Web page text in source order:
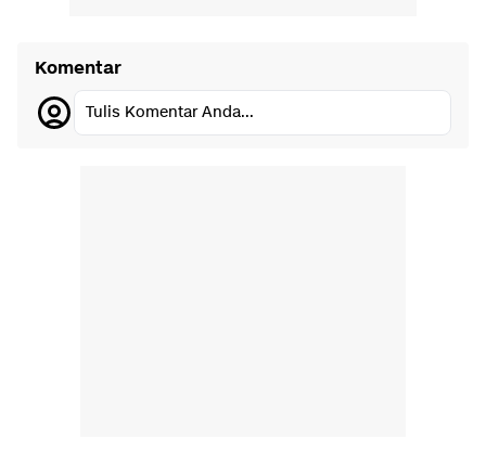
Komentar
Tulis Komentar Anda...